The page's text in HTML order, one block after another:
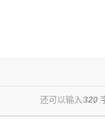
还可以输入320